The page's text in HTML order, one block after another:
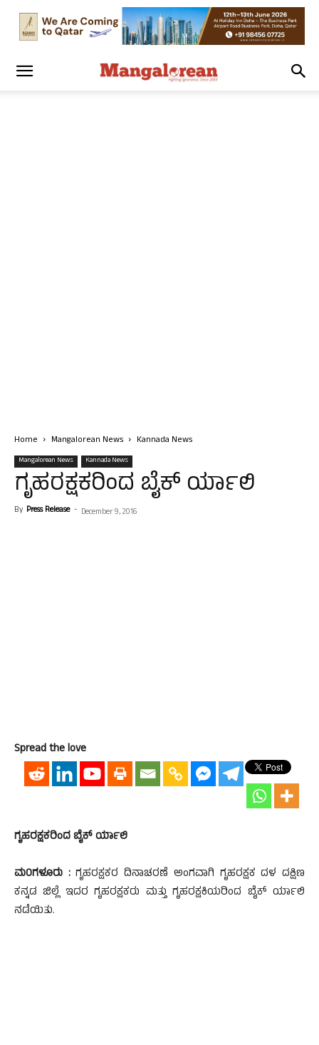
Home Mangalorean News Kannada News
Mangalorean News Kannada News
ಗೃಹರಕ್ಷಕರಿಂದ ಬೈಕ್ ರ್ಯಾಲಿ
By Press Release - December 9, 2016
Spread the love
ಗೃಹರಕ್ಷಕರಿಂದ ಬೈಕ್ ರ್ಯಾಲಿ
ಮ0ಗಳೂರು :ಗೃಹರಕ್ಷಕರ ದಿನಾಚರಣೆ ಅಂಗವಾಗಿ ಗೃಹರಕ್ಷಕ ದಳ ದಕ್ಷಿಣ
ಕನ್ನಡ ಜಿಲ್ಲೆ ಇದರ ಗೃಹರಕ್ಷಕರು ಮತ್ತು ಗೃಹರಕ್ಷಕಿಯರಿಂದ ಬೈಕ್ ರ್ಯಾಲಿ
ನಡೆಯಿತು.